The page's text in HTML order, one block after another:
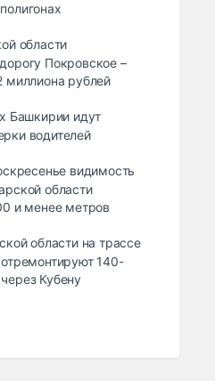
области
Покровское –
миллиона рублей
Башкирии идут
водителей
видимость
области
и менее метров
области на трассе
140-
Кубену